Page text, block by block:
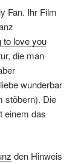
Fan. Ihr Film
to love you
die man
wunderbar
stöbern). Die
einem das
den Hinweis